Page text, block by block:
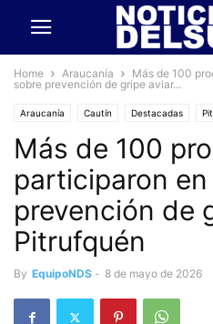
Home Araucanía
Más de 100
sobre prevención de gripe aviar...
Araucanía Cautín Destacadas
Más de 100
participaron
prevención de
Pitrufquén
By EquipoNDS - 8 de mayo de 2026